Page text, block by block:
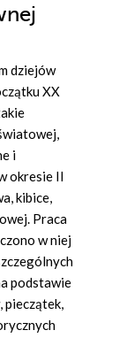
dziejów
XX
i
okresie II
kibice,
Praca
w niej
podstawie
pieczątek,